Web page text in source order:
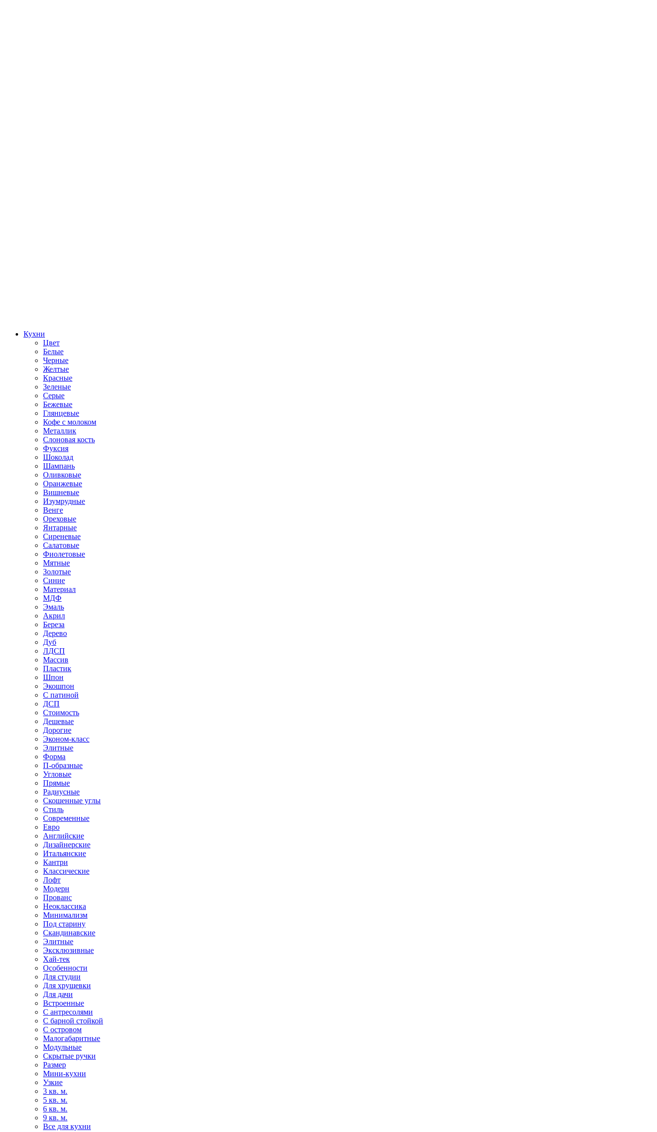
Кухни
Цвет
Белые
Черные
Желтые
Красные
Зеленые
Серые
Бежевые
Глянцевые
Кофе с молоком
Металлик
Слоновая кость
Фуксия
Шоколад
Шампань
Оливковые
Оранжевые
Вишневые
Изумрудные
Венге
Ореховые
Янтарные
Сиреневые
Салатовые
Фиолетовые
Мятные
Золотые
Синие
Материал
МДФ
Эмаль
Акрил
Береза
Дерево
Дуб
ЛДСП
Массив
Пластик
Шпон
Экошпон
С патиной
ДСП
Стоимость
Дешевые
Дорогие
Эконом-класс
Элитные
Форма
П-образные
Угловые
Прямые
Радиусные
Скошенные углы
Стиль
Современные
Евро
Английские
Дизайнерские
Итальянские
Кантри
Классические
Лофт
Модерн
Прованс
Неоклассика
Минимализм
Под старину
Скандинавские
Элитные
Эксклюзивные
Хай-тек
Особенности
Для студии
Для хрущевки
Для дачи
Встроенные
С антресолями
С барной стойкой
С островом
Малогабаритные
Модульные
Скрытые ручки
Размер
Мини-кухни
Узкие
3 кв. м.
5 кв. м.
6 кв. м.
9 кв. м.
Все для кухни